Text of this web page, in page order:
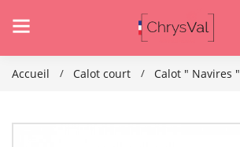
Accueil Calot court Calot " Navires "